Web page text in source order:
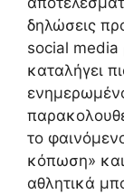
δηλώσεις
social
καταλήγει
το
κόπωση»
αθλητικά